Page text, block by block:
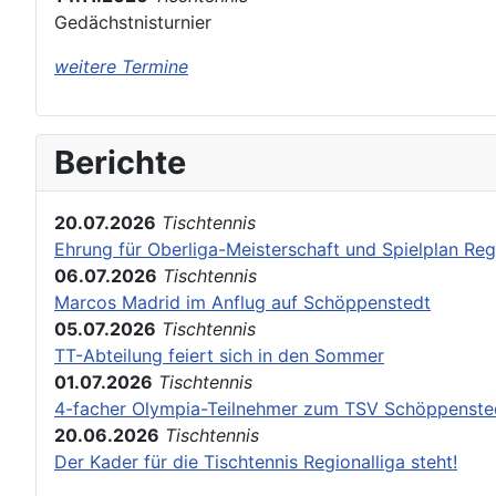
Gedächstnisturnier
weitere Termine
Berichte
20.07.2026 Tischtennis
Ehrung für Oberliga-Meisterschaft und Spielplan
06.07.2026 Tischtennis
Marcos Madrid im Anflug auf Schöppenstedt
05.07.2026 Tischtennis
TT-Abteilung feiert sich in den Sommer
01.07.2026 Tischtennis
4-facher Olympia-Teilnehmer zum TSV
20.06.2026 Tischtennis
Der Kader für die Tischtennis Regionalliga steht!